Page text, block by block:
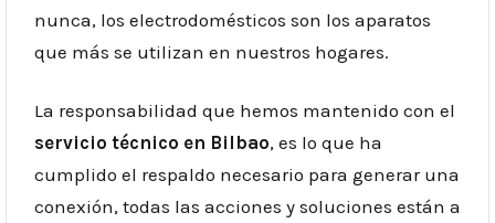
nunca, los electrodomésticos son los aparatos
que más se utilizan en nuestros hogares.
La responsabilidad que hemos mantenido con el
servicio técnico en Bilbao, es lo que ha
cumplido el respaldo necesario para generar una
conexión, todas las acciones y soluciones están a